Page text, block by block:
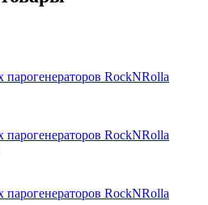
RockNRolla
RockNRolla
RockNRolla